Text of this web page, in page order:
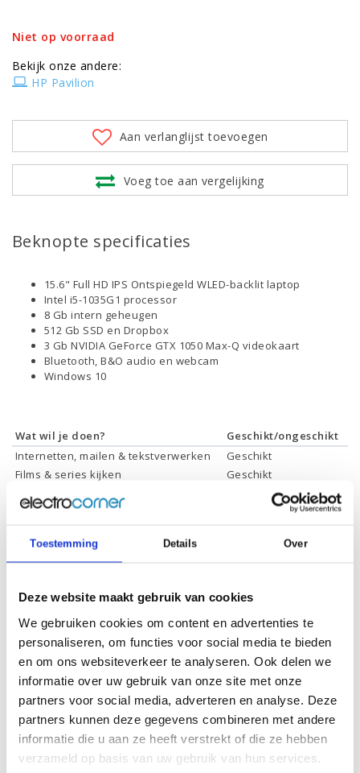
Toestemming Details Over
Deze website maakt gebruik van cookies
We gebruiken cookies om content en advertenties te
personaliseren, om functies voor social media te bieden
en om ons websiteverkeer te analyseren. Ook delen we
informatie over uw gebruik van onze site met onze
partners voor social media, adverteren en analyse. Deze
partners kunnen deze gegevens combineren met andere
informatie die u aan ze heeft verstrekt of die ze hebben
verzameld op basis van uw gebruik van hun services.
Niet op voorraad
Bekijk onze andere:
HP Pavilion
Aan verlanglijst toevoegen
Voeg toe aan vergelijking
Beknopte specificaties
15.6" Full HD IPS Ontspiegeld WLED-backlit laptop
Intel i5-1035G1 processor
8 Gb intern geheugen
512 Gb SSD en Dropbox
3 Gb NVIDIA GeForce GTX 1050 Max-Q videokaart
Bluetooth, B&O audio en webcam
Windows 10
Wat wil je doen?
Geschikt/ongeschikt
Internetten, mailen & tekstverwerken
Geschikt
Films & series kijken
Geschikt
Foto's bewerken
Geschikt
Video's bewerken
Specificaties
15.6 inch (39,6 cm)
Scherm resolutie:
1920 x 1080 (Full HD)
Touchscreen:
-
Scherm reflectie:
Ontspiegeld